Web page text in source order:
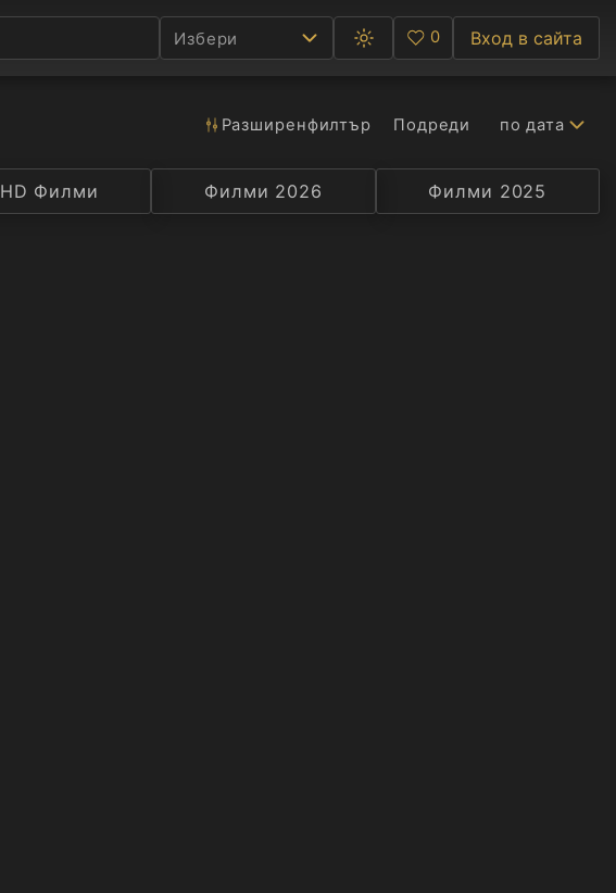
Избери
Превключване
между
светла
Любими
0 Вход в сайта
Разширенфилтър Подреди по дата
Рейтинг Селекция Превод Актьор
HD Филми Филми 2026 Филми 2025